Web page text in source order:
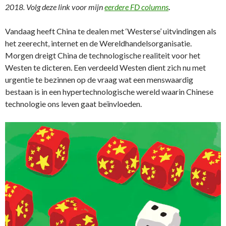
2018. Volg deze link voor mijneerdere FD columns.
Vandaag heeft China te dealen met ‘Westerse’ uitvindingen als
het zeerecht, internet en de Wereldhandelsorganisatie.
Morgen dreigt China de technologische realiteit voor het
Westen te dicteren. Een verdeeld Westen dient zich nu met
urgentie te bezinnen op de vraag wat een menswaardig
bestaan is in een hypertechnologische wereld waarin Chinese
technologie ons leven gaat beïnvloeden.